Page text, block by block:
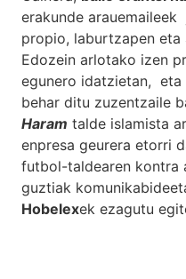
erakunde
propio, laburtzapen
Edozein arlotako izen
egunero idatzietan, eta
behar ditu zuzentzaile
Haram talde islamista
enpresa geurera etorri
futbol-taldearen kontra
guztiak
Hobelexek ezagutu